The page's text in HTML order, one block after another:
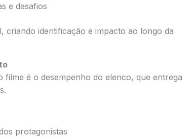
e desafios
criando identificação e impacto ao longo da
filme é o desempenho do elenco, que entrega
protagonistas